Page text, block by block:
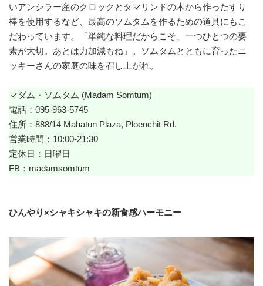
いアンシラー産のクロックとタマリンドの木から作ったすり
棒を使用するなど、最高のソムタムを作るための道具にもこ
だわっています。「単純な料理だからこそ、一つひとつの要
素が大切。あとは力加減もね」。ソムタムとともに育ったニ
ッキーさんの家庭の味を召し上がれ。
マダム・ソムタム (Madam Somtum)
電話：095-963-5745
住所：888/14 Mahatun Plaza, Ploenchit Rd.
営業時間：10:00-21:30
定休日：日曜日
FB： madamsomtum
ひんやり×シャキシャキの新食感ハーモニー